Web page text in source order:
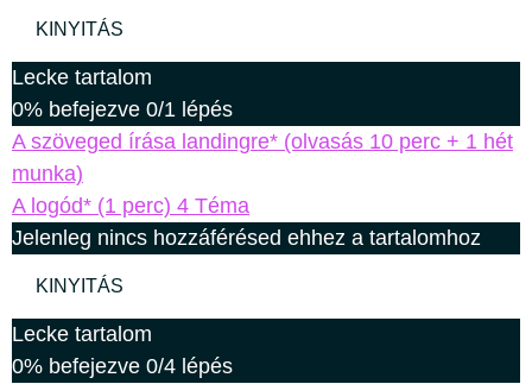
KINYITÁS
Lecke tartalom
0% befejezve 0/1 lépés
A szöveged írása landingre* (olvasás 10 perc + 1 hét
munka)
A logód* (1 perc) 4 Téma
Jelenleg nincs hozzáférésed ehhez a tartalomhoz
KINYITÁS
Lecke tartalom
0% befejezve 0/4 lépés